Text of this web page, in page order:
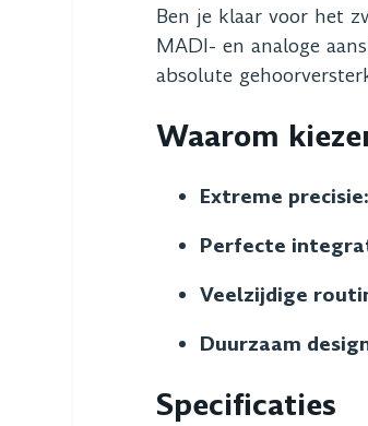
Ben je klaar voor het
MADI- en analoge
absolute
Waarom
Extreme precisie:
Perfecte
Veelzijdige
Duurzaam
Specificaties